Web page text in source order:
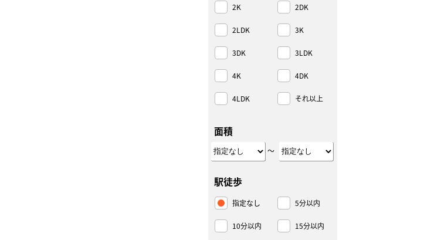
2K 2DK
2LDK 3K
3DK 3LDK
4K 4DK
4LDK それ以上
面積
～
駅徒歩
指定なし 5分以内
10分以内 15分以内